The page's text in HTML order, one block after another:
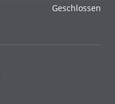
Geschlossen